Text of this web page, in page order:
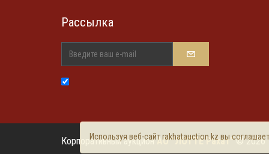
Используя веб-сайт rakhatauction.kz вы
Рассылка
Корпоративный аукционАО "ЛОТТЕ Рахат"© 2026